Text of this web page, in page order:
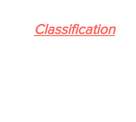
Classification